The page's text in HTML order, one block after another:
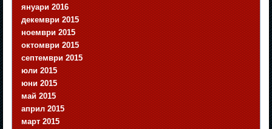
януари 2016
декември 2015
ноември 2015
октомври 2015
септември 2015
юли 2015
юни 2015
май 2015
април 2015
март 2015